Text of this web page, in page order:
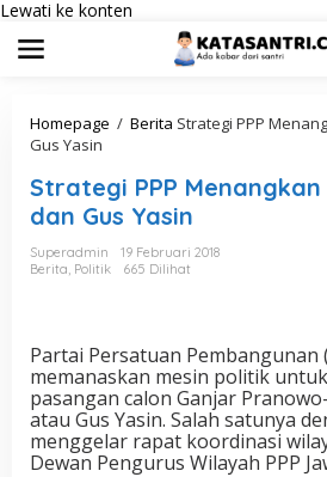
Lewati ke konten
Homepage / Berita Strategi PPP
Gus Yasin
Strategi PPP
dan Gus Yasin
Superadmin
19 Februari 2018
Berita, Politik 665 Dilihat
Partai Persatuan Pembangunan
memanaskan mesin politik
pasangan calon Ganjar
atau Gus Yasin. Salah satunya
menggelar rapat koordinasi
Dewan Pengurus Wilayah PPP